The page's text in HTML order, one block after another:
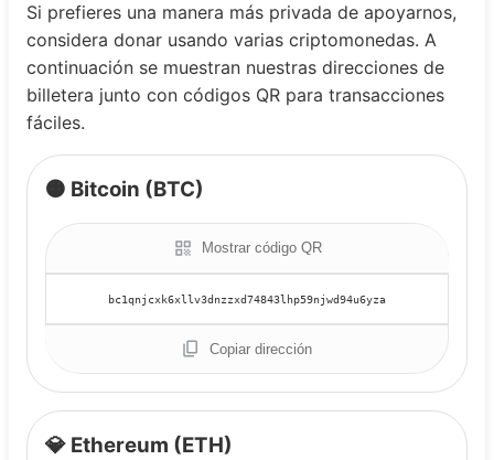
Si prefieres una manera más privada de apoyarnos,
considera donar usando varias criptomonedas. A
continuación se muestran nuestras direcciones de
billetera junto con códigos QR para transacciones
fáciles.
🟠 Bitcoin (BTC)
Mostrar código QR
Copiar dirección
💎 Ethereum (ETH)